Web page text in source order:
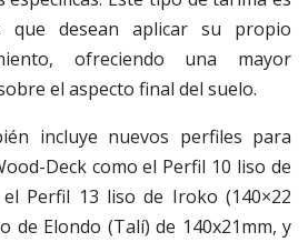
que desean aplicar su propio
ofreciendo una mayor
el aspecto final del suelo.
incluye nuevos perfiles para
Deck como el Perfil 10 liso de
el Perfil 13 liso de Iroko (140×22
de Elondo (Talí) de 140x21mm, y